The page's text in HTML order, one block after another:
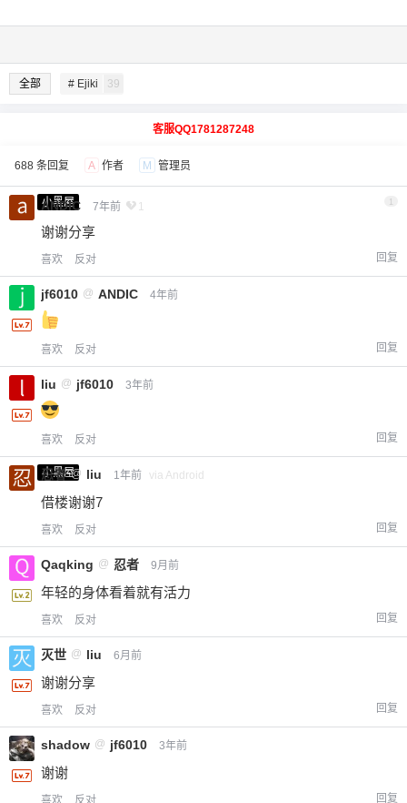
全部 # Ejiki 39
客服QQ1781287248
688 条回复 A 作者 M 管理员
小黑屋
ANDIC 7年前 1
谢谢分享
喜欢 反对 回复
jf6010 @ ANDIC 4年前
喜欢 反对 回复
liu @ jf6010 3年前
喜欢 反对 回复
小黑屋
忍者 @ liu 1年前 via Android
借楼谢谢7
喜欢 反对 回复
Qaqking @ 忍者 9月前
年轻的身体看着就有活力
喜欢 反对 回复
灭世 @ liu 6月前
谢谢分享
喜欢 反对 回复
shadow @ jf6010 3年前
谢谢
喜欢 反对 回复